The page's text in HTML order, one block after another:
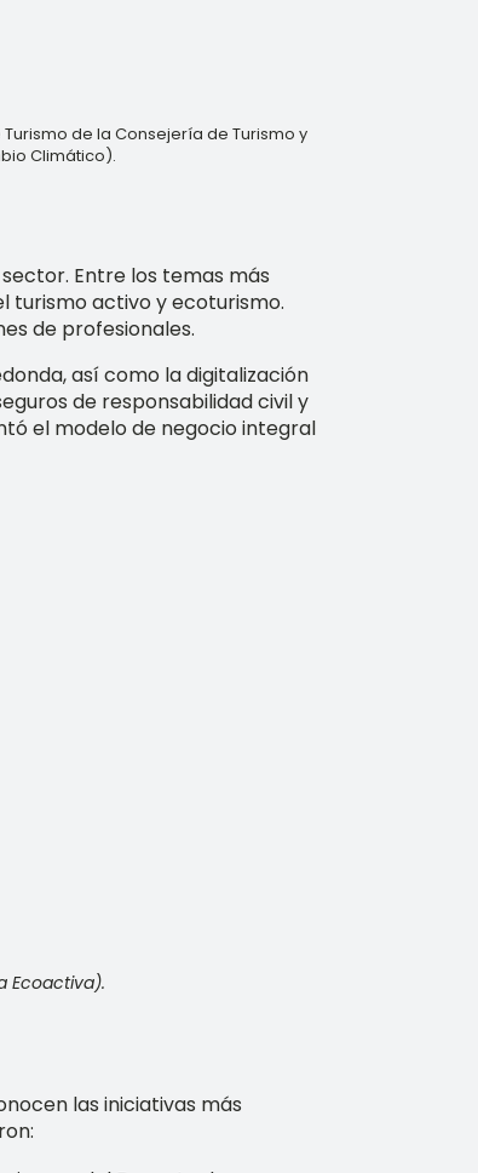
de la Consejería de Turismo y
Climático).
Entre los temas más
turismo activo y ecoturismo.
de profesionales.
así como la digitalización
de responsabilidad civil y
el modelo de negocio integral
Ecoactiva).
las iniciativas más